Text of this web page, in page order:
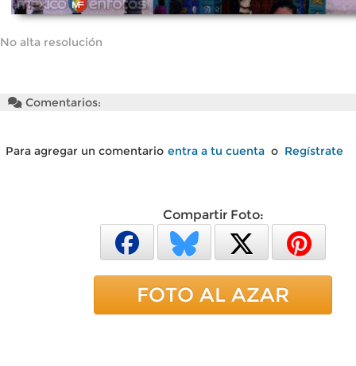
No alta resolución
Comentarios:
Para agregar un comentario entra a tu cuenta o Regístrate
Compartir Foto:
FOTO AL AZAR